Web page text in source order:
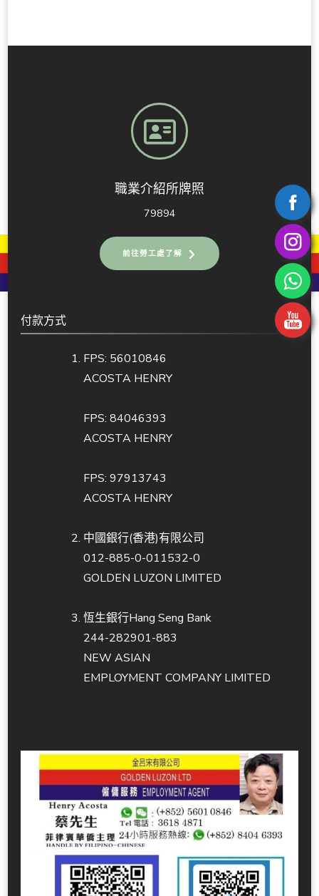
職業介紹所牌照
79894
前往勞工處了解
付款方式
FPS: 56010846
ACOSTA HENRY
FPS: 84046393
ACOSTA HENRY
FPS: 97913743
ACOSTA HENRY
中國銀行(香港)有限公司
012-885-0-011532-0
GOLDEN LUZON LIMITED
恆生銀行Hang Seng Bank
244-282901-883
NEW ASIAN
EMPLOYMENT COMPANY LIMITED